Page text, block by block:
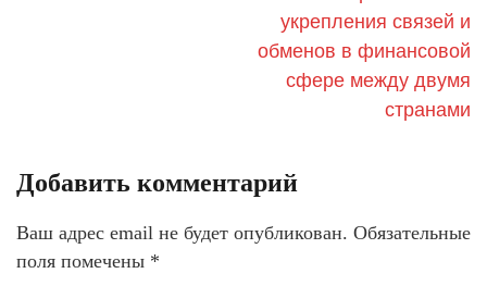
укрепления связей и
обменов в финансовой
сфере между двумя
странами
Добавить комментарий
Ваш адрес email не будет опубликован. Обязательные
поля помечены *